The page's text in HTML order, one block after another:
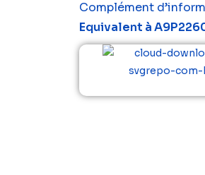
Complément
Equivalent à